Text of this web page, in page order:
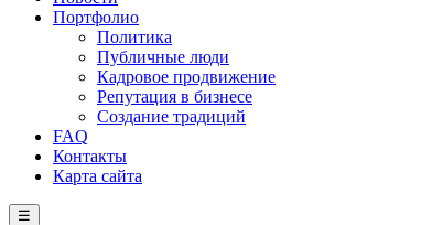
Портфолио
Политика
Публичные люди
Кадровое продвижение
Репутация в бизнесе
Создание традиций
FAQ
Контакты
Карта сайта
☰